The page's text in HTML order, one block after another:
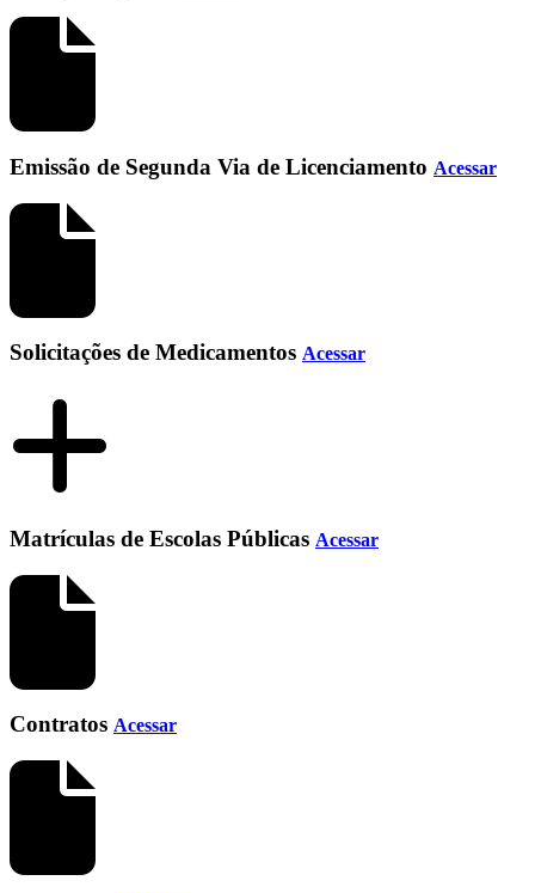
Emissão de Segunda Via de Licenciamento Acessar
Solicitações de Medicamentos Acessar
Matrículas de Escolas Públicas Acessar
Contratos Acessar